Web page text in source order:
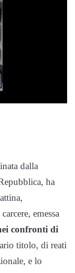
dalla
ha
emessa
confronti di
titolo, di reati
e lo